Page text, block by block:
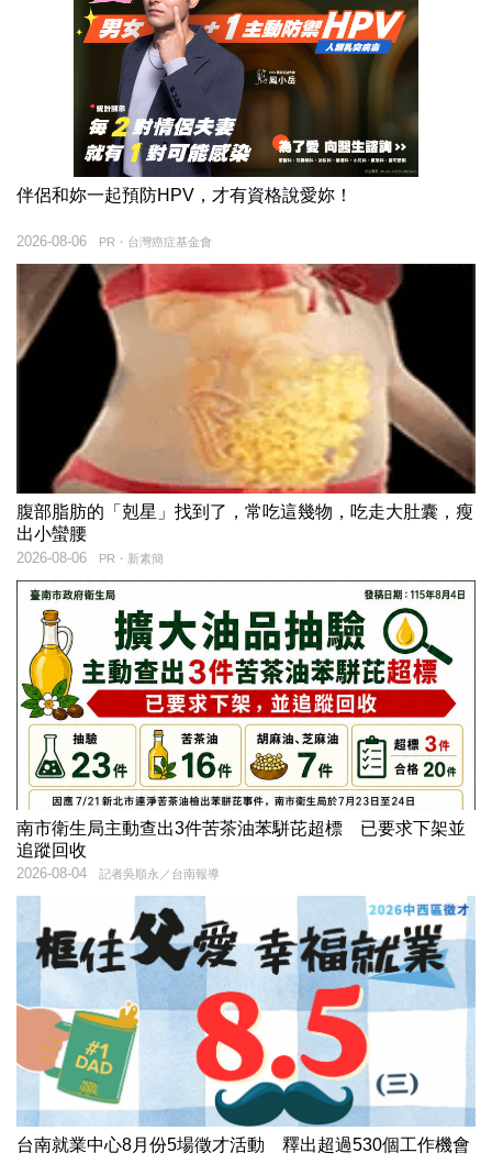
伴侶和妳一起預防HPV，才有資格說愛妳！
PR・台灣癌症基金會
2026-08-06
腹部脂肪的「剋星」找到了，常吃這幾物，吃走大肚囊，瘦
出小蠻腰
PR・新素簡
2026-08-06
南市衛生局主動查出3件苦茶油苯駢芘超標 已要求下架並
追蹤回收
記者吳順永／台南報導
2026-08-04
台南就業中心8月份5場徵才活動 釋出超過530個工作機會